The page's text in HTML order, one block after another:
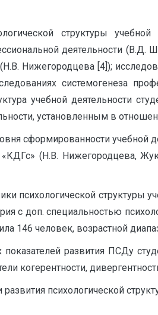
структуры
деятельности (В.Д.
Нижегородцева [4]);
системогенеза
учебной деятельности
установленным в
сформированности учебной
(Н.В. Нижегородцева,
психологической структуры
с доп. специальностью
146 человек, возрастной
развития ПСДу
когерентности,
психологической